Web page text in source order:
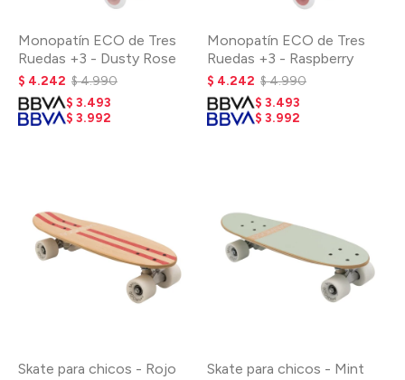
Monopatín ECO de Tres
Ruedas +3 - Dusty Rose
$ 4.242 $4.990
$ 3.493
$ 3.992
Monopatín ECO de Tres
Ruedas +3 - Raspberry
$ 4.242 $4.990
$ 3.493
$ 3.992
Skate para chicos - Rojo Skate para chicos - Mint